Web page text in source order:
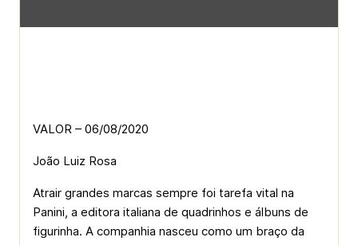
VALOR – 06/08/2020
João Luiz Rosa
Atrair grandes marcas sempre foi tarefa vital na
Panini, a editora italiana de quadrinhos e álbuns de
figurinha. A companhia nasceu como um braço da